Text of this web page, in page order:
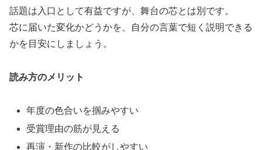
話題は入口として有益ですが、舞台の芯とは別です。
芯に届いた変化かどうかを、自分の言葉で短く説明できる
かを目安にしましょう。
読み方のメリット
年度の色合いを掴みやすい
受賞理由の筋が見える
再演・新作の比較がしやすい